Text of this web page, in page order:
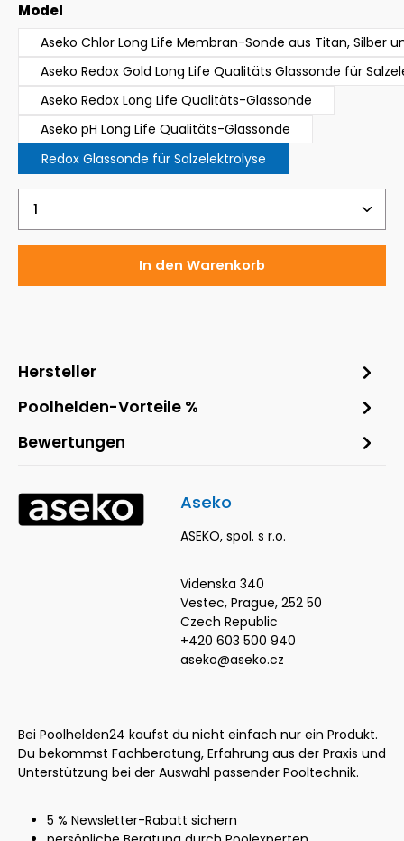
Model
Aseko Chlor Long Life Membran-Sonde aus Titan, Silber
Aseko Redox Gold Long Life Qualitäts Glassonde für
Aseko Redox Long Life Qualitäts-Glassonde
Aseko pH Long Life Qualitäts-Glassonde
Redox Glassonde für Salzelektrolyse
Produkt Anzahl: Gib den gewünschten Wert
In den Warenkorb
Hersteller
Poolhelden-Vorteile %
Bewertungen
Aseko
ASEKO, spol. s r.o.
Videnska 340
Vestec, Prague, 252 50
Czech Republic
+420 603 500 940
aseko@aseko.cz
Bei Poolhelden24 kaufst du nicht einfach nur ein Produkt.
Du bekommst Fachberatung, Erfahrung aus der Praxis und
Unterstützung bei der Auswahl passender Pooltechnik.
5 % Newsletter-Rabatt sichern